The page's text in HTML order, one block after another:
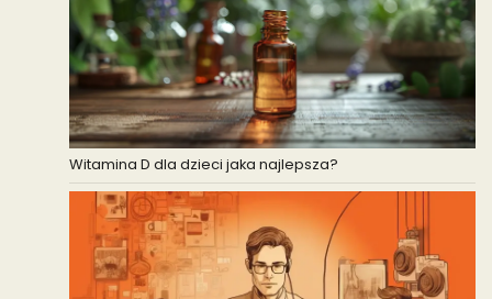
Witamina D dla dzieci jaka najlepsza?